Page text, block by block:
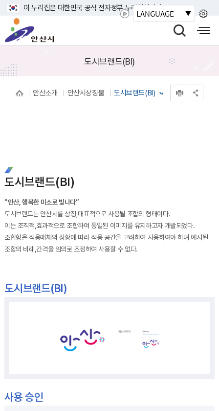
기
이 누리집은 대한민국 공식 전자정부 누리집입니다.
시
색
기
바
사
도시브랜드(BI)
안산소개 안산시상징물 도시브랜드(BI)
도시브랜드(BI)
“안산, 행복한 미소로 빛나다”
도시브랜드는 안산시를 상징,대표적으로 사용될 조합의 형태이다.
이는 조직적,효과적으로 조합하여 통일된 이미지를 유지하고자 개발되었다.
조합형은 적용매체의 상황에 따라 적용 공간을 고려하여 사용하여야 하며 예시된
조합의 비례,간격을 임의로 조정하여 사용할 수 없다.
도시브랜드(BI)
사용 승인
LANGUAGE